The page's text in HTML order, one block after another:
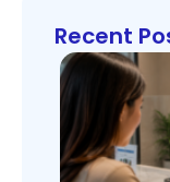
Recent